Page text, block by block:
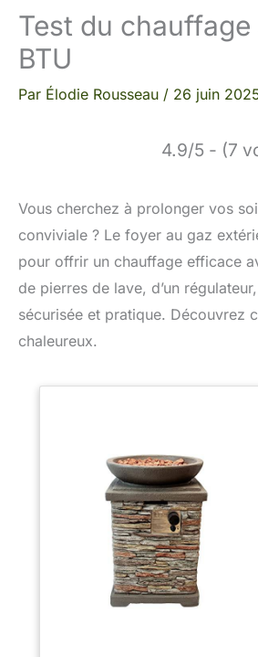
Test du
BTU
Par Élodie Rousseau / 26 juin
4.9/5 - (7
Vous cherchez à prolonger vos
conviviale ? Le foyer au gaz
pour offrir un chauffage efficace
de pierres de lave, d’un
sécurisée et pratique. Découvrez
chaleureux.